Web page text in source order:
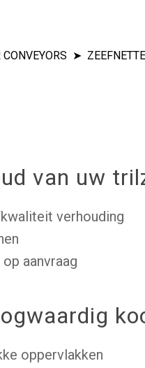
van uw
verhouding
aanvraag
oppervlakken